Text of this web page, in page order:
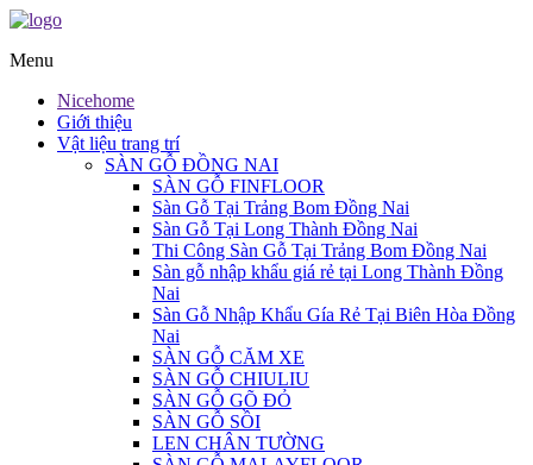
Menu
Nicehome
Giới thiệu
Vật liệu trang trí
SÀN GỖ ĐỒNG NAI
SÀN GỖ FINFLOOR
Sàn Gỗ Tại Trảng Bom Đồng Nai
Sàn Gỗ Tại Long Thành Đồng Nai
Thi Công Sàn Gỗ Tại Trảng Bom Đồng Nai
Sàn gỗ nhập khẩu giá rẻ tại Long Thành Đồng
Nai
Sàn Gỗ Nhập Khẩu Gía Rẻ Tại Biên Hòa Đồng
Nai
SÀN GỖ CĂM XE
SÀN GỖ CHIULIU
SÀN GỖ GÕ ĐỎ
SÀN GỖ SỒI
LEN CHÂN TƯỜNG